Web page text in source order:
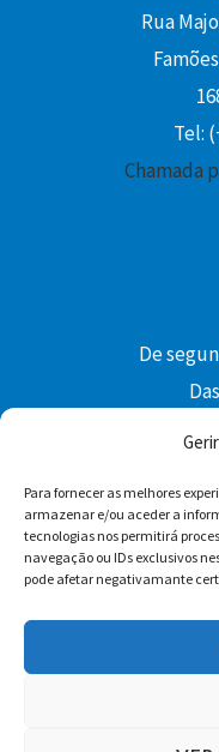
Para fornecer as melhores
armazenar e/ou aceder a
tecnologias nos permitirá
navegação ou IDs exclusivos
pode afetar negativamante
Rua
Tel:
Chamada
De
Facebook